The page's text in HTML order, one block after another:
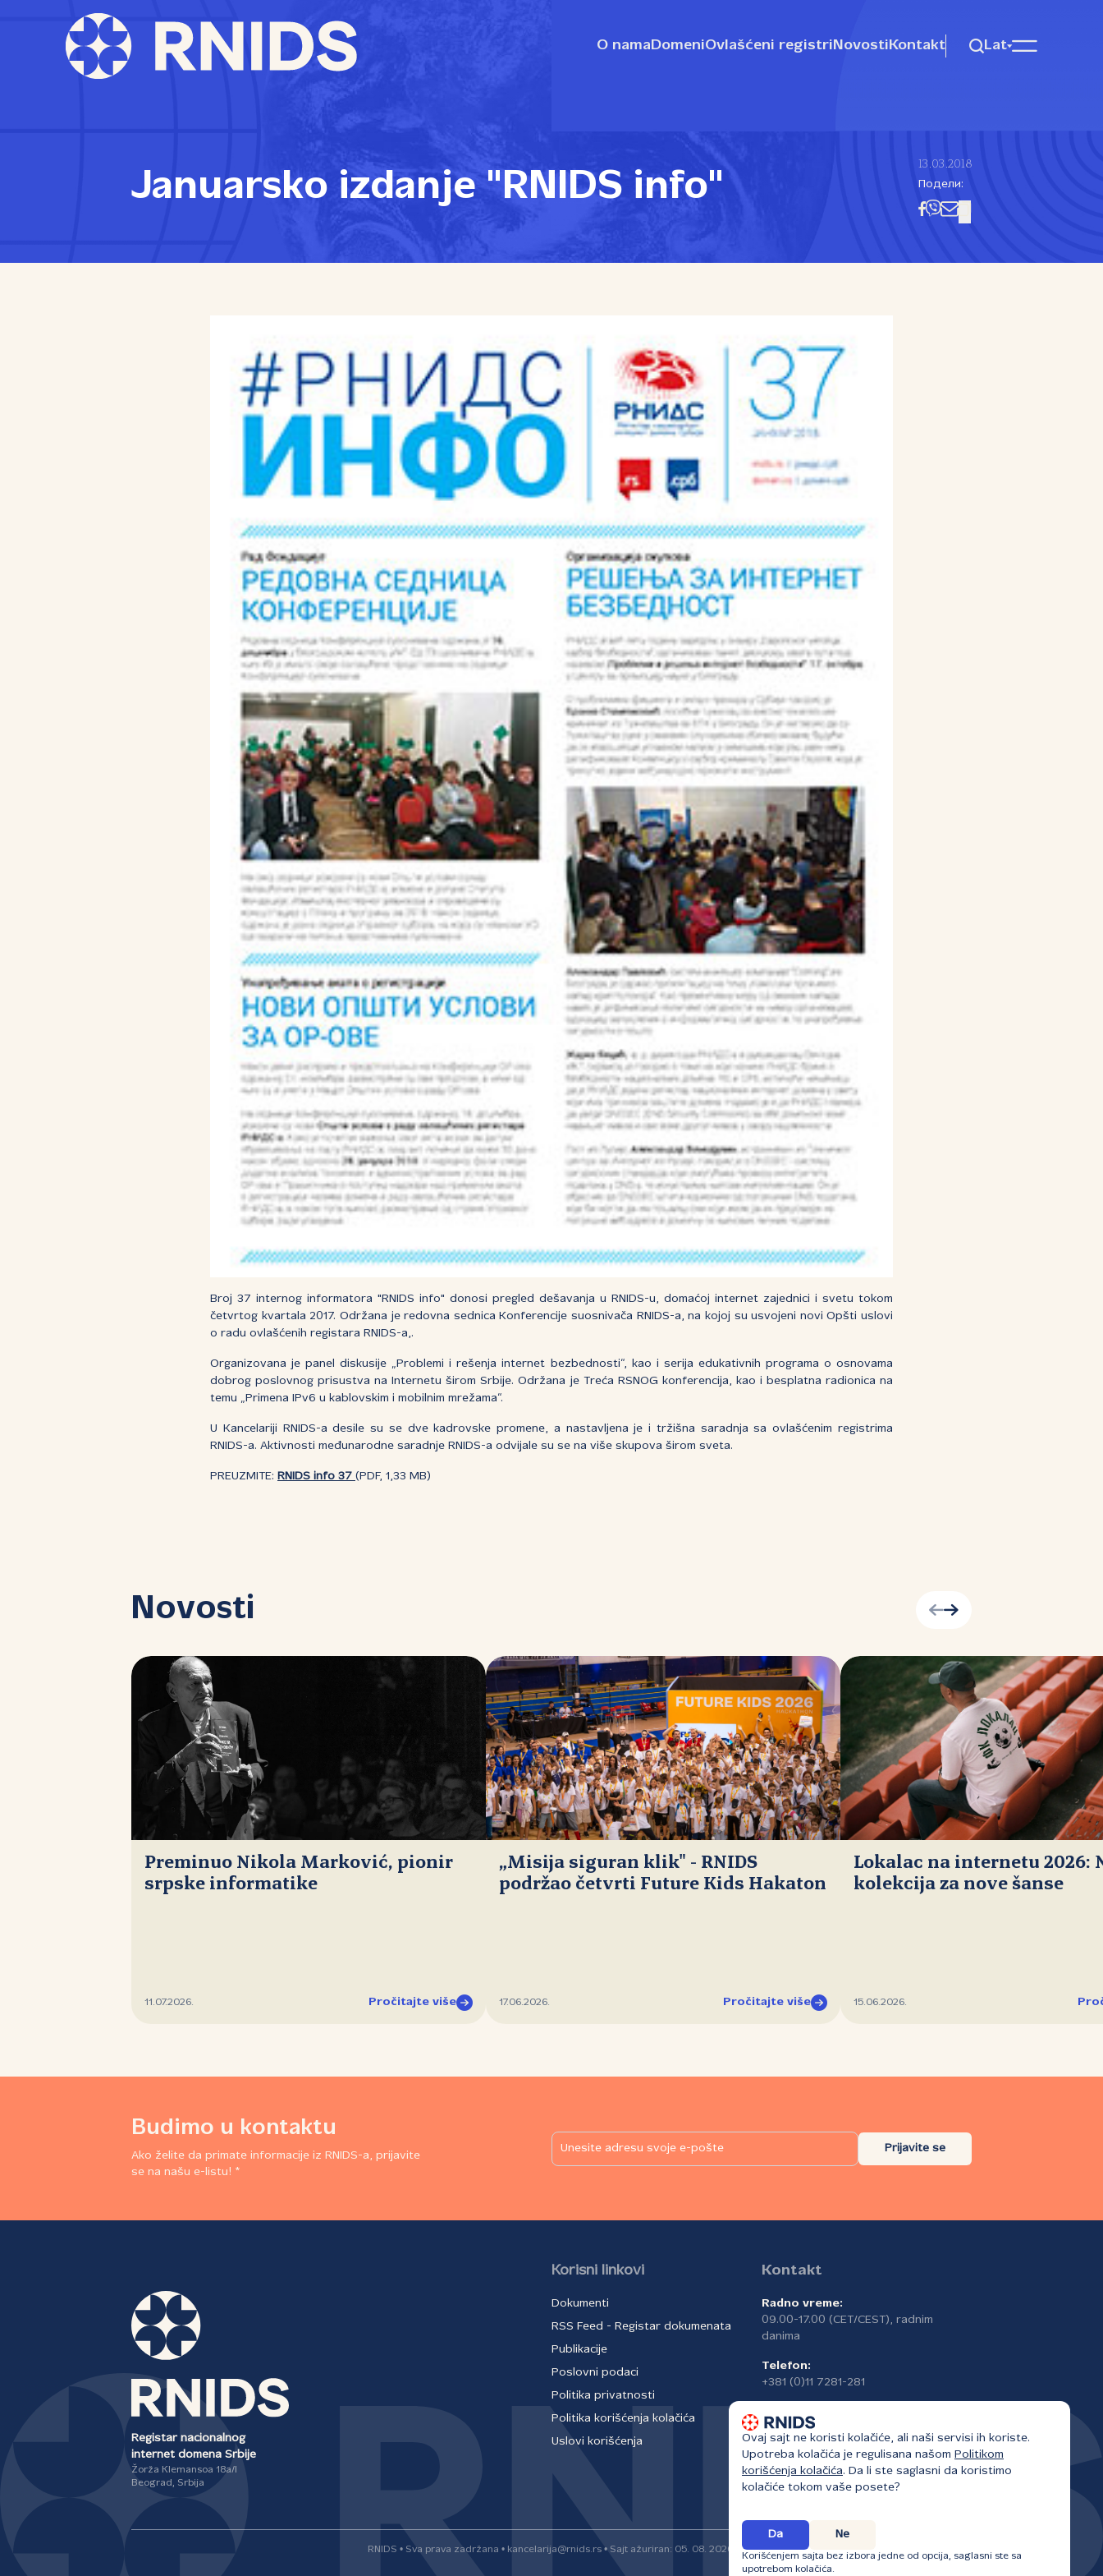
O nama DomeniOvlašćeni registri Novosti Kontakt Lat
Januarsko izdanje "RNIDS info"
13.03.2018
Подели:
Broj 37 internog informatora "RNIDS info" donosi pregled dešavanja u RNIDS-u, domaćoj internet zajednici i svetu tokom
četvrtog kvartala 2017. Održana je redovna sednica Konferencije suosnivača RNIDS-a, na kojoj su usvojeni novi Opšti uslovi
o radu ovlašćenih registara RNIDS-a,.
Organizovana je panel diskusije „Problemi i rešenja internet bezbednosti“, kao i serija edukativnih programa o osnovama
dobrog poslovnog prisustva na Internetu širom Srbije. Održana je Treća RSNOG konferencija, kao i besplatna radionica na
temu „Primena IPv6 u kablovskim i mobilnim mrežama“.
U Kancelariji RNIDS-a desile su se dve kadrovske promene, a nastavljena je i tržišna saradnja sa ovlašćenim registrima
RNIDS-a. Aktivnosti međunarodne saradnje RNIDS-a odvijale su se na više skupova širom sveta.
PREUZMITE: RNIDS info 37 (PDF, 1,33 MB)
Novosti
Preminuo Nikola Marković, pionir
srpske informatike
11.07.2026. Pročitajte više
„Misija siguran klik" - RNIDS
podržao četvrti Future Kids Hakaton
17.06.2026. Pročitajte više
Lokalac na internetu 2026:
kolekcija za nove šanse
15.06.2026.
Budimo u kontaktu
Ako želite da primate informacije iz RNIDS-a, prijavite
se na našu e-listu! *
Prijavite se
Registar nacionalnog
internet domena Srbije
Žorža Klemansoa 18a/I
Beograd, Srbija
Korisni linkovi
Dokumenti
RSS Feed - Registar dokumenata
Publikacije
Poslovni podaci
Politika privatnosti
Politika korišćenja kolačića
Uslovi korišćenja
Kontakt
Radno vreme:
09.00-17.00 (CET/CEST), radnim
danima
Telefon:
+381 (0)11 7281-281
RNIDS • Sva prava zadržana • kancelarija@rnids.rs • Sajt ažuriran: 05. 08. 2026.
Ovaj sajt ne koristi kolačiće, ali naši servisi ih koriste.
Upotreba kolačića je regulisana našom Politikom
korišćenja kolačića. Da li ste saglasni da koristimo
kolačiće tokom vaše posete?
Da Ne
Korišćenjem sajta bez izbora jedne od opcija, saglasni ste sa
upotrebom kolačića.